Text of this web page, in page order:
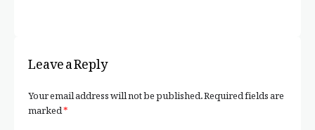
Leave a Reply
Your email address will not be published.Required fields are
marked*